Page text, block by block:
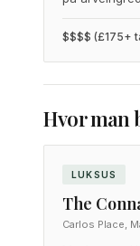
$$$$ (£175+
Hvor man
LUKSUS
The
Carlos Place,